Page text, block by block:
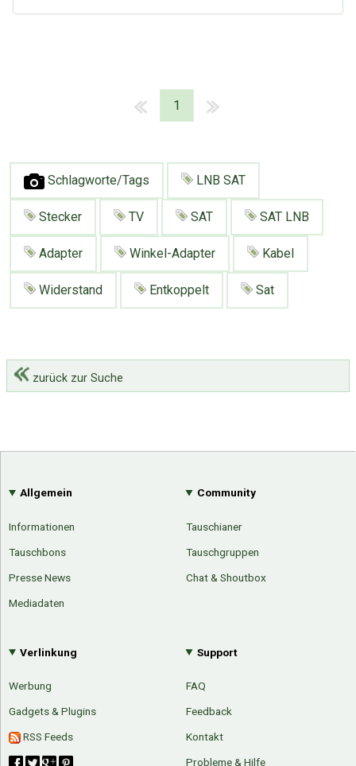
1
Schlagworte/Tags LNB SAT
Stecker TV SAT SAT LNB
Adapter Winkel-Adapter Kabel
Widerstand Entkoppelt Sat
zurück zur Suche
Allgemein
Informationen
Tauschbons
Presse News
Mediadaten
Community
Tauschianer
Tauschgruppen
Chat & Shoutbox
Verlinkung
Werbung
Gadgets & Plugins
RSS Feeds
Support
FAQ
Feedback
Kontakt
Probleme & Hilfe